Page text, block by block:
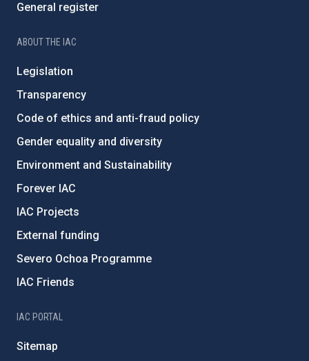
General register
ABOUT THE IAC
Legislation
Transparency
Code of ethics and anti-fraud policy
Gender equality and diversity
Environment and Sustainability
Forever IAC
IAC Projects
External funding
Severo Ochoa Programme
IAC Friends
IAC PORTAL
Sitemap